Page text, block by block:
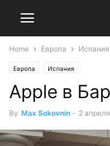
Home Европа Испания
Европа Испания
Apple в
By Max Sokovnin - 2